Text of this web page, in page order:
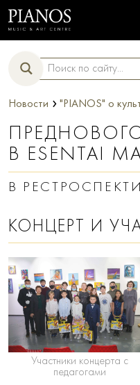
Новости › "PIANOS" о
В ESENTAI
В
КОНЦЕРТ И
Участники концерта с
педагогами